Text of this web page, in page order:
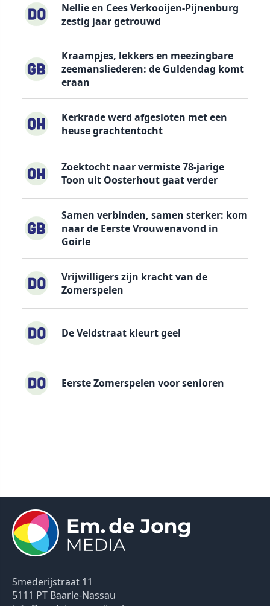
Nellie en Cees Verkooijen-Pijnenburg
zestig jaar getrouwd
Kraampjes, lekkers en meezingbare
zeemansliederen: de Guldendag komt
eraan
Kerkrade werd afgesloten met een
heuse grachtentocht
Zoektocht naar vermiste 78-jarige
Toon uit Oosterhout gaat verder
Samen verbinden, samen sterker: kom
naar de Eerste Vrouwenavond in
Goirle
Vrijwilligers zijn kracht van de
Zomerspelen
De Veldstraat kleurt geel
Eerste Zomerspelen voor senioren
Smederijstraat 11
5111 PT Baarle-Nassau